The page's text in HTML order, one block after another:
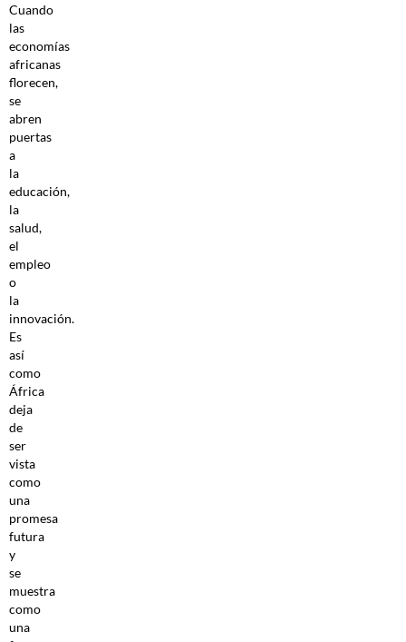
Cuando
las
economías
africanas
florecen,
se
abren
puertas
a
la
educación,
la
salud,
el
empleo
o
la
innovación.
Es
así
como
África
deja
de
ser
vista
como
una
promesa
futura
y
se
muestra
como
una